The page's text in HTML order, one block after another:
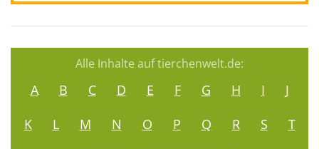
Alle Inhalte auf tierchenwelt.de:
A B C D E F G H I
J
K
L M N O P Q R S
T